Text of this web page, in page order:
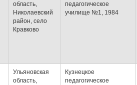
область,
Николаевский
район, село
Кравково
педагогическое
училище №1, 1984
Ульяновская
область,
Кузнецкое
педагогическое